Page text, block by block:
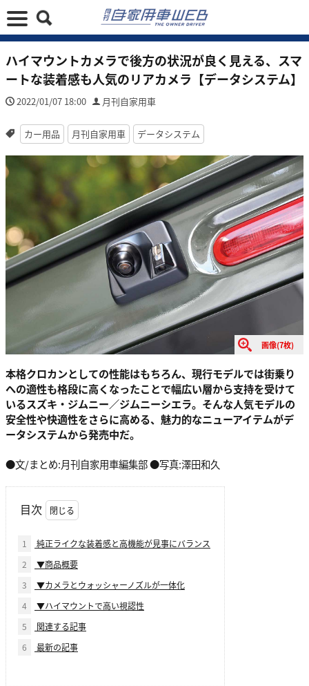
ハイマウントカメラで後方の状況が良く見える、スマ
ートな装着感も人気のリアカメラ【データシステム】
2022/01/07 18:00 月刊自家用車
カー用品 月刊自家用車 データシステム
画像(7枚)
本格クロカンとしての性能はもちろん、現行モデルでは街乗り
への適性も格段に高くなったことで幅広い層から支持を受けて
いるスズキ・ジムニー／ジムニーシエラ。そんな人気モデルの
安全性や快適性をさらに高める、魅力的なニューアイテムがデ
ータシステムから発売中だ。
●文/まとめ:月刊自家用車編集部 ●写真:澤田和久
目次
1
純正ライクな装着感と高機能が見事にバランス
2
▼商品概要
3
▼カメラとウォッシャーノズルが一体化
4
▼ハイマウントで高い視認性
5
関連する記事
6
最新の記事